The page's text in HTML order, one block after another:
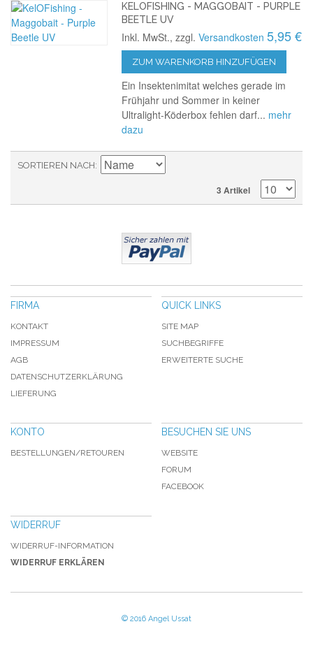
KELOFISHING - MAGGOBAIT - PURPLE
BEETLE UV
Inkl. MwSt., zzgl.Versandkosten 5,95 €
ZUM WARENKORB HINZUFÜGEN
Ein Insektenimitat welches gerade im
Frühjahr und Sommer in keiner
Ultralight-Köderbox fehlen darf... mehr
dazu
SORTIEREN NACH
3 Artikel
FIRMA
KONTAKT
IMPRESSUM
AGB
DATENSCHUTZERKLÄRUNG
LIEFERUNG
QUICK LINKS
SITE MAP
SUCHBEGRIFFE
ERWEITERTE SUCHE
KONTO
BESTELLUNGEN/RETOUREN
BESUCHEN SIE UNS
WEBSITE
FORUM
FACEBOOK
WIDERRUF
WIDERRUF-INFORMATION
WIDERRUF ERKLÄREN
© 2016 Angel Ussat